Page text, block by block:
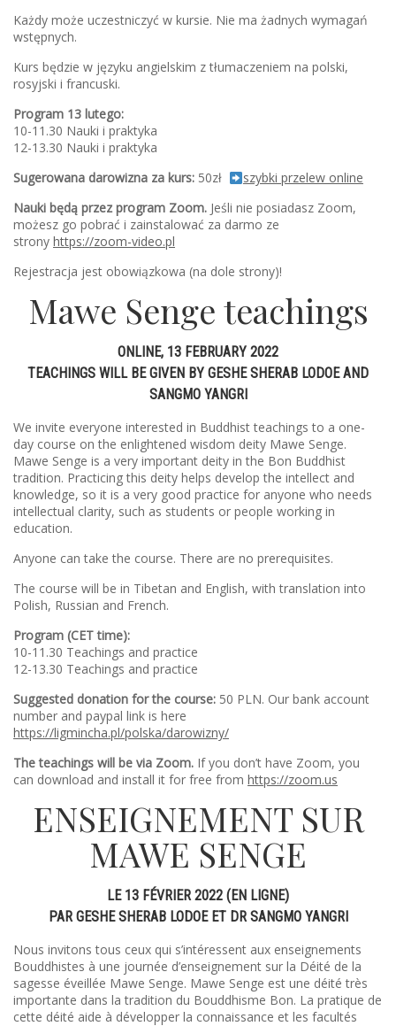
Każdy może uczestniczyć w kursie. Nie ma żadnych wymagań
wstępnych.
Kurs będzie w języku angielskim z tłumaczeniem na polski,
rosyjski i francuski.
Program 13 lutego:
10-11.30 Nauki i praktyka
12-13.30 Nauki i praktyka
Sugerowana darowizna za kurs: 50zł
szybki przelew online
Nauki będą przez program Zoom. Jeśli nie posiadasz Zoom,
możesz go pobrać i zainstalować za darmo ze
strony https://zoom-video.pl
Rejestracja jest obowiązkowa (na dole strony)!
Mawe Senge teachings
ONLINE, 13 FEBRUARY 2022
TEACHINGS WILL BE GIVEN BY GESHE SHERAB LODOE AND
SANGMO YANGRI
We invite everyone interested in Buddhist teachings to a one-
day course on the enlightened wisdom deity Mawe Senge.
Mawe Senge is a very important deity in the Bon Buddhist
tradition. Practicing this deity helps develop the intellect and
knowledge, so it is a very good practice for anyone who needs
intellectual clarity, such as students or people working in
education.
Anyone can take the course. There are no prerequisites.
The course will be in Tibetan and English, with translation into
Polish, Russian and French.
Program (CET time):
10-11.30 Teachings and practice
12-13.30 Teachings and practice
Suggested donation for the course: 50 PLN. Our bank account
number and paypal link is here
https://ligmincha.pl/polska/darowizny/
The teachings will be via Zoom. If you don’t have Zoom, you
can download and install it for free from https://zoom.us
ENSEIGNEMENT SUR
MAWE SENGE
LE 13 FÉVRIER 2022 (EN LIGNE)
PAR GESHE SHERAB LODOE ET DR SANGMO YANGRI
Nous invitons tous ceux qui s’intéressent aux enseignements
Bouddhistes à une journée d’enseignement sur la Déité de la
sagesse éveillée Mawe Senge. Mawe Senge est une déité très
importante dans la tradition du Bouddhisme Bon. La pratique de
cette déité aide à développer la connaissance et les facultés